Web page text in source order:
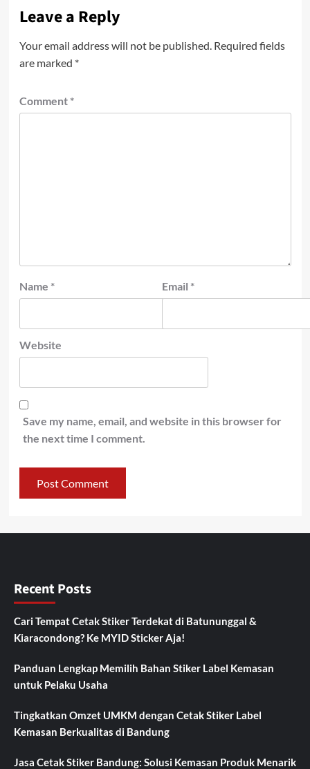
Leave a Reply
Your email address will not be published. Required fields
are marked *
Comment *
Name * Email *
Website
Save my name, email, and website in this browser for
the next time I comment.
Recent Posts
Cari Tempat Cetak Stiker Terdekat di Batununggal &
Kiaracondong? Ke MYID Sticker Aja!
Panduan Lengkap Memilih Bahan Stiker Label Kemasan
untuk Pelaku Usaha
Tingkatkan Omzet UMKM dengan Cetak Stiker Label
Kemasan Berkualitas di Bandung
Jasa Cetak Stiker Bandung: Solusi Kemasan Produk Menarik